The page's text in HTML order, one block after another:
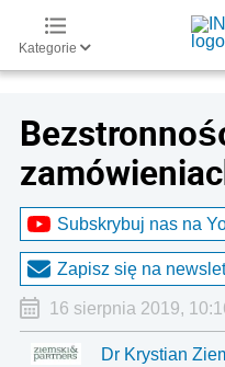
Kategorie
Subskrybuj nas na
Zapisz się na
16 sierpnia 2019,
Dr Krystian